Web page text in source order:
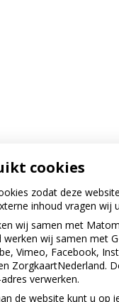
cookies
zodat deze
inhoud vragen wij
wij samen met
werken wij samen met
Vimeo, Facebook,
ZorgkaartNederland.
verwerken.
de website kunt u op